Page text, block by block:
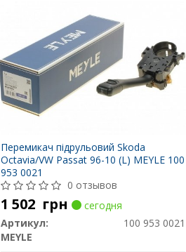
Перемикач підрульовий Skoda
Octavia/VW Passat 96-10 (L) MEYLE 100
953 0021
0 отзывов
1 502 грн
сегодня
Артикул:
100 953 0021
MEYLE